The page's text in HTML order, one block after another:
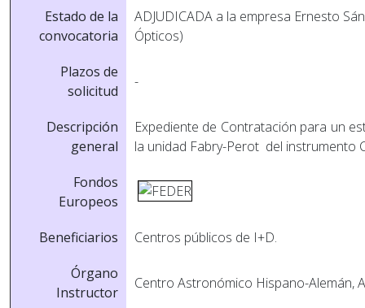
Estado de la
convocatoria
ADJUDICADA a la empresa Ernesto
Ópticos)
Plazos de
solicitud
-
Descripción
general
Expediente de Contratación para un
la unidad Fabry-Perot del instrumento
Fondos
Europeos
Beneficiarios
Centros públicos de I+D.
Órgano
Instructor
Centro Astronómico Hispano-Alemán,